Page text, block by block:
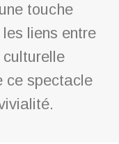
touche
liens entre
ce spectacle